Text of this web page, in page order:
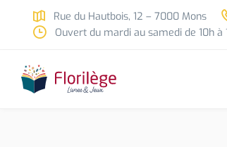
Skip to main content
Rue du Hautbois, 12 – 7000 Mons
Ouvert du mardi au samedi de 10h à